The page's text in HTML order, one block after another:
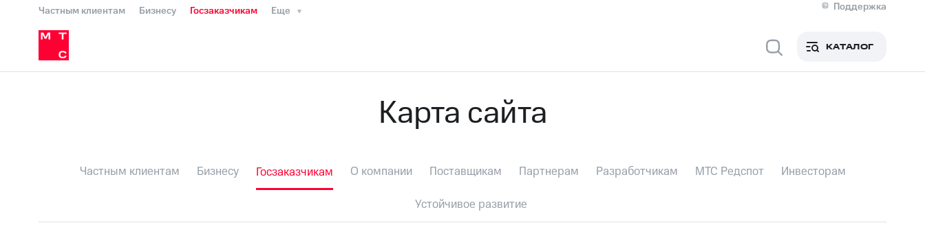
Частным клиентам Бизнесу Госзаказчикам Еще
Поддержка
Органам власти
Силовым структурам
Образованию
Спортивным организациям
Силовым структурам
Образованию
Спортивным организациям
КАТАЛОГ
Карта сайта
Частным клиентам Бизнесу Госзаказчикам О компании Поставщикам Партнерам Разработчикам МТС Редспот
Инвесторам
Устойчивое развитие